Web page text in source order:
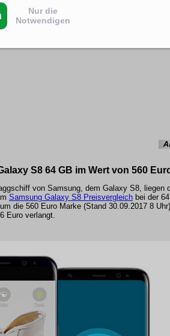
S8 64 GB im Wert von 560
von Samsung, dem Galaxy S8, liegen
Samsung Galaxy S8 Preisvergleich bei der
die 560 Euro Marke (Stand 30.09.2017 8
Euro verlangt.
Nur die
Notwendigen